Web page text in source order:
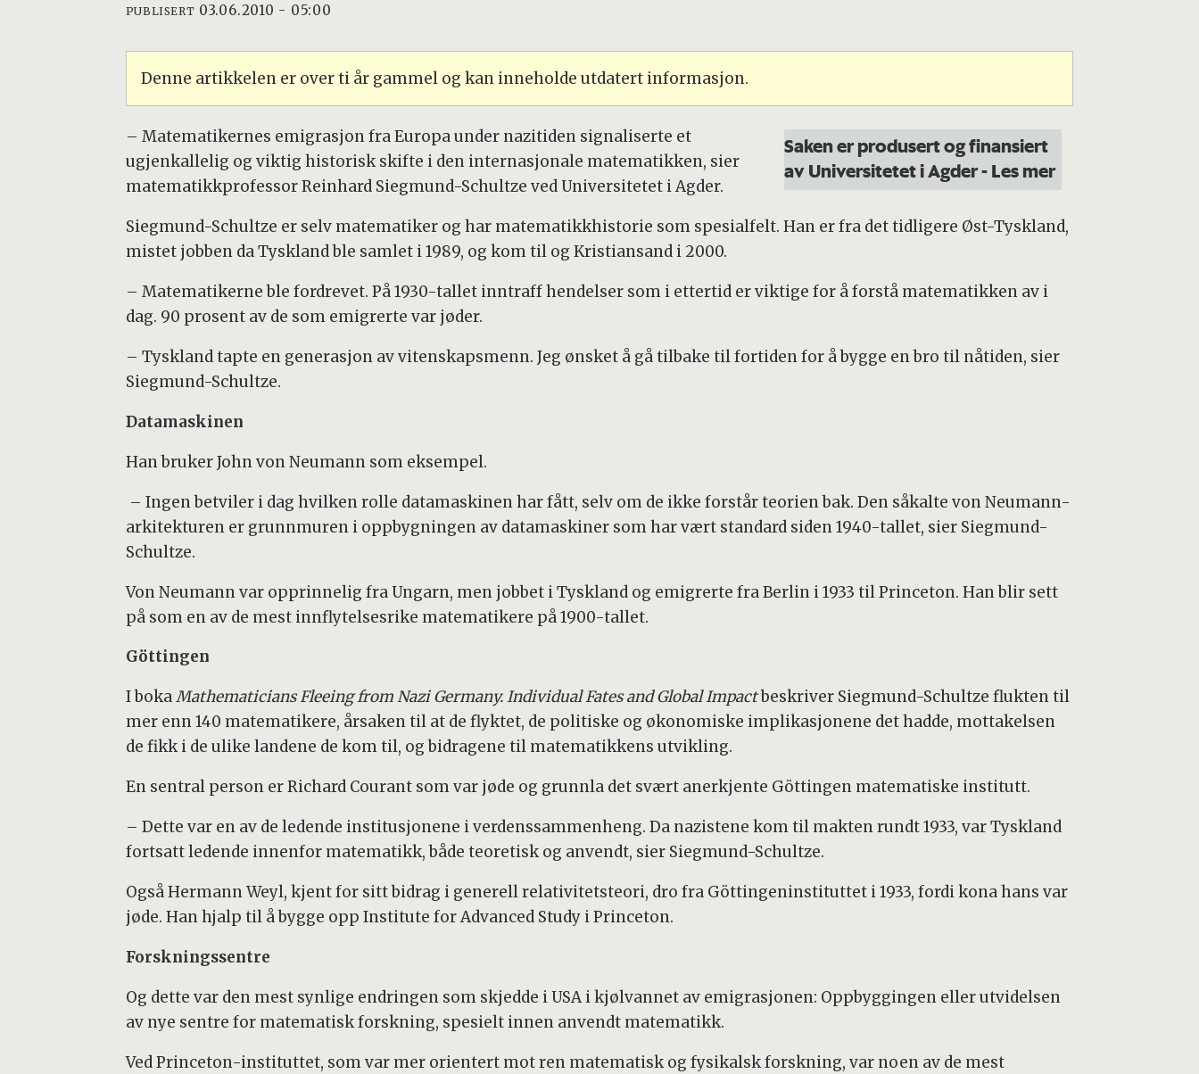
PUBLISERT 03.06.2010 - 05:00
Denne artikkelen er over ti år gammel og kan inneholde utdatert informasjon.
Saken er produsert og finansiert
av Universitetet i Agder- Les mer
– Matematikernes emigrasjon fra Europa under nazitiden signaliserte et
ugjenkallelig og viktig historisk skifte i den internasjonale matematikken, sier
matematikkprofessor Reinhard Siegmund-Schultze ved Universitetet i Agder.
Siegmund-Schultze er selv matematiker og har matematikkhistorie som spesialfelt. Han er fra det tidligere Øst-Tyskland,
mistet jobben da Tyskland ble samlet i 1989, og kom til og Kristiansand i 2000.
– Matematikerne ble fordrevet. På 1930-tallet inntraff hendelser som i ettertid er viktige for å forstå matematikken av i
dag. 90 prosent av de som emigrerte var jøder.
– Tyskland tapte en generasjon av vitenskapsmenn. Jeg ønsket å gå tilbake til fortiden for å bygge en bro til nåtiden, sier
Siegmund-Schultze.
Datamaskinen
Han bruker John von Neumann som eksempel.
– Ingen betviler i dag hvilken rolle datamaskinen har fått, selv om de ikke forstår teorien bak. Den såkalte von Neumann-
arkitekturen er grunnmuren i oppbygningen av datamaskiner som har vært standard siden 1940-tallet, sier Siegmund-
Schultze.
Von Neumann var opprinnelig fra Ungarn, men jobbet i Tyskland og emigrerte fra Berlin i 1933 til Princeton. Han blir sett
på som en av de mest innflytelsesrike matematikere på 1900-tallet.
Göttingen
I bokaMathematicians Fleeing from Nazi Germany. Individual Fates and Global Impactbeskriver Siegmund-Schultze flukten til
mer enn 140 matematikere, årsaken til at de flyktet, de politiske og økonomiske implikasjonene det hadde, mottakelsen
de fikk i de ulike landene de kom til, og bidragene til matematikkens utvikling.
En sentral person er Richard Courant som var jøde og grunnla det svært anerkjente Göttingen matematiske institutt.
– Dette var en av de ledende institusjonene i verdenssammenheng. Da nazistene kom til makten rundt 1933, var Tyskland
fortsatt ledende innenfor matematikk, både teoretisk og anvendt, sier Siegmund-Schultze.
Også Hermann Weyl, kjent for sitt bidrag i generell relativitetsteori, dro fra Göttingeninstituttet i 1933, fordi kona hans var
jøde. Han hjalp til å bygge opp Institute for Advanced Study i Princeton.
Forskningssentre
Og dette var den mest synlige endringen som skjedde i USA i kjølvannet av emigrasjonen: Oppbyggingen eller utvidelsen
av nye sentre for matematisk forskning, spesielt innen anvendt matematikk.
Ved Princeton-instituttet, som var mer orientert mot ren matematisk og fysikalsk forskning, var noen av de mest